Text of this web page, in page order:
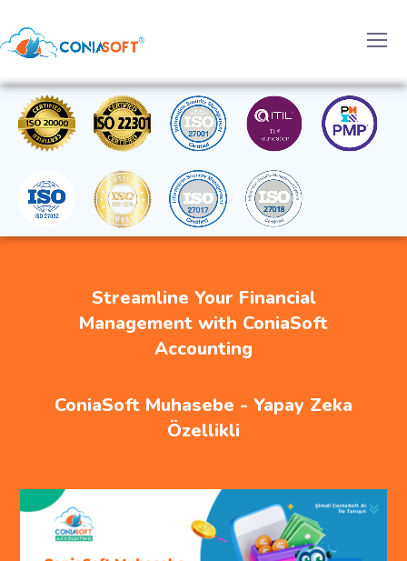
Streamline Your Financial
Management with ConiaSoft
Accounting
ConiaSoft Muhasebe - Yapay Zeka
Özellikli